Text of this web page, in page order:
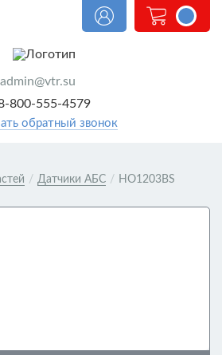
admin@vtr.su
800-555-4579
обратный звонок
<@
order.count
|| 0 @>
/ Датчики АБС / HO1203BS